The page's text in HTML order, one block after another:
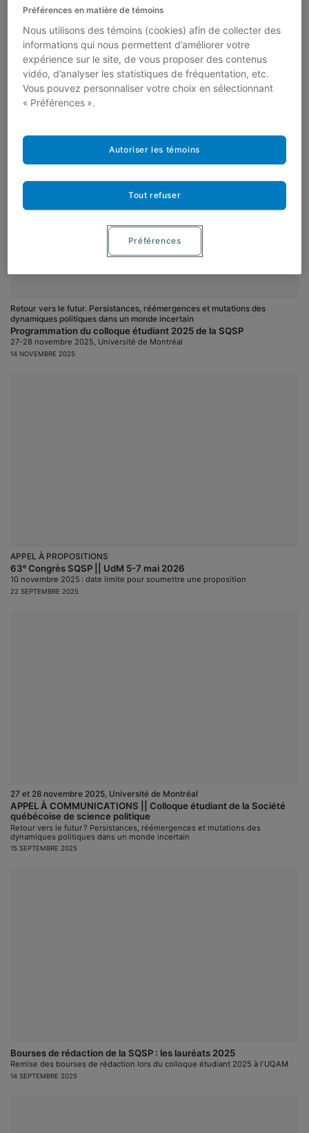
Appels à communications pour les activités ouvertes – Congrès
2026 || UdeM
Date limite pour soumettre une proposition de communication aux
responsables des ateliers, des tables rondes ou des panels : 23 janvier 2026
11 DÉCEMBRE 2025
Retour vers le futur. Persistances, réémergences et mutations des
dynamiques politiques dans un monde incertain
Programmation du colloque étudiant 2025 de la SQSP
27-28 novembre 2025, Université de Montréal
14 NOVEMBRE 2025
APPEL À PROPOSITIONS
63ᵉ Congrès SQSP || UdM 5-7 mai 2026
10 novembre 2025 : date limite pour soumettre une proposition
22 SEPTEMBRE 2025
27 et 28 novembre 2025, Université de Montréal
APPEL À COMMUNICATIONS || Colloque étudiant de la Société
québécoise de science politique
Retour vers le futur ? Persistances, réémergences et mutations des
dynamiques politiques dans un monde incertain
15 SEPTEMBRE 2025
Bourses de rédaction de la SQSP : les lauréats 2025
Remise des bourses de rédaction lors du colloque étudiant 2025 à l'UQAM
14 SEPTEMBRE 2025
Préférences en matière de témoins
Nous utilisons des témoins (cookies) afin de collecter des
informations qui nous permettent d’améliorer votre
expérience sur le site, de vous proposer des contenus
vidéo, d’analyser les statistiques de fréquentation, etc.
Vous pouvez personnaliser votre choix en sélectionnant
« Préférences ».
Tout refuser
Autoriser les témoins
Préférences